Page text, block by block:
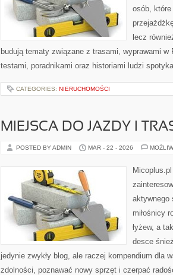
osób,
lecz
budują tematy związane z trasami, wyprawami
testami, poradnikami oraz historiami ludzi
CATEGORIES: NIERUCHOMOŚCI
MIEJSCA DO JAZDY I
POSTED BY ADMIN MAR - 22 - 2026
aktywnego
miłośnicy
łyżew, a
desce
jedynie zwykły blog, ale raczej kompendium dla
zdolności, poznawać nowy sprzęt i czerpać